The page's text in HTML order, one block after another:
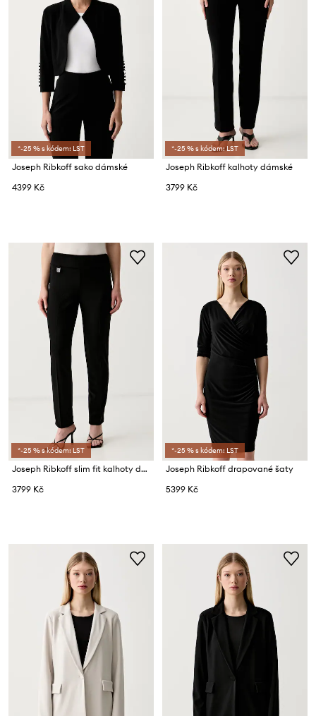
*-25 % s kódem: LST
Joseph Ribkoff sako dámské
4399 Kč
*-25 % s kódem: LST
Joseph Ribkoff kalhoty dámské
3799 Kč
*-25 % s kódem: LST
Joseph Ribkoff slim fit kalhoty dámské
3799 Kč
*-25 % s kódem: LST
Joseph Ribkoff drapované šaty
5399 Kč